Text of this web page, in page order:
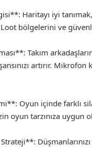
Haritayı iyi
bölgelerini ve
Takım
artırır.
Oyun içinde farklı
oyun tarzınıza uygun